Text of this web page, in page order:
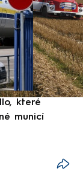
které
municí